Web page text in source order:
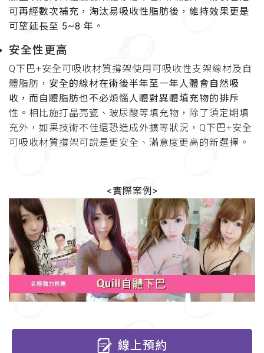
可再經數次補充，淘汰易吸收性脂肪後，維持效果更是
可望延長至 5~8 年 。
安全性更高
Q下巴+安全可吸收材質撐架使用可吸收性支架線材及自
體脂肪， 安全的線材在術後半年至一年人體會自然吸
收，而自體脂肪也不必煩惱人體對異體填充物的排斥
性。 相比施打晶亮瓷、玻尿酸等填充物，除了須定期填
充外，如果技術不佳還恐造成外擴等狀況，Q下巴+安全
可吸收材質撐架可說是更安全、滿意度更高的新選擇。
<實際案例 >
線上預約